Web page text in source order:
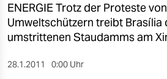
kultur
sport
berlin
ENERGIE Trotz der Proteste
Umweltschützern treibt Brasília
umstrittenen Staudamms am
28.1.2011 0:00 Uhr